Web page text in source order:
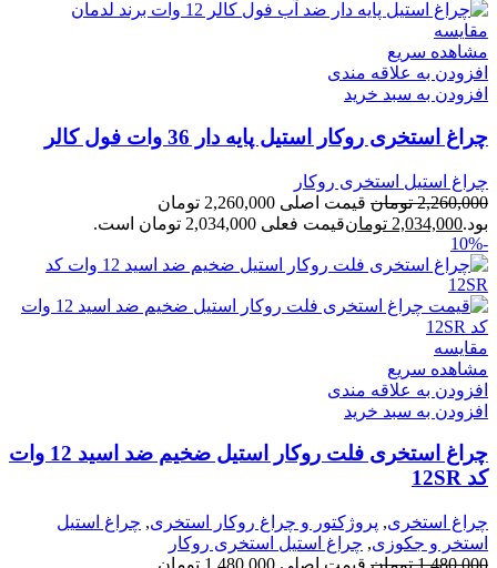
مقایسه
مشاهده سریع
افزودن به علاقه مندی
افزودن به سبد خرید
چراغ استخری روکار استیل پایه دار 36 وات فول کالر
چراغ استیل استخری روکار
2,260,000 تومان
قیمت اصلی 2,260,000 تومان
بود.2,034,000 تومانقیمت فعلی 2,034,000 تومان است.
-10%
مقایسه
مشاهده سریع
افزودن به علاقه مندی
افزودن به سبد خرید
چراغ استخری فلت روکار استیل ضخیم ضد اسید 12 وات
کد 12SR
چراغ استخری, پروژکتور و چراغ روکار استخری, چراغ استیل
استخر و جکوزی, چراغ استیل استخری روکار
1,480,000 تومان قیمت اصلی 1,480,000 تومان